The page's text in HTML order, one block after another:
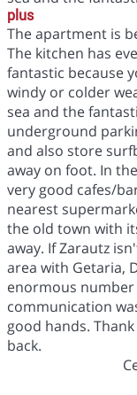
plus
The apartment is
The kitchen has
fantastic because
windy or colder
sea and the
underground
and also store
away on foot. In
very good cafes/
nearest
the old town with
away. If Zarautz
area with Getaria,
enormous
communication
good hands.
back.